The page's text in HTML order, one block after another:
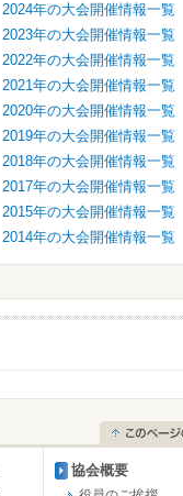
2024年の大会開催情報一覧
2023年の大会開催情報一覧
2022年の大会開催情報一覧
2021年の大会開催情報一覧
2020年の大会開催情報一覧
2019年の大会開催情報一覧
2018年の大会開催情報一覧
2017年の大会開催情報一覧
2015年の大会開催情報一覧
2014年の大会開催情報一覧
協会概要